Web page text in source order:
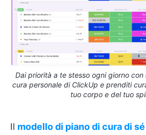
Dai priorità a te stesso ogni giorno
cura personale di ClickUp e prenditi
tuo corpo e del tuo
Il modello di piano di cura di